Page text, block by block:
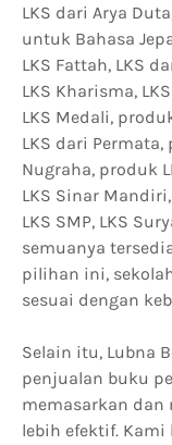
LKS dari Arya
untuk Bahasa
LKS Fattah, LKS
LKS Kharisma,
LKS Medali,
LKS dari Permata,
Nugraha, produk
LKS Sinar
LKS SMP, LKS
semuanya
pilihan ini,
sesuai dengan
Selain itu, Lubna
penjualan buku
memasarkan dan
lebih efektif.